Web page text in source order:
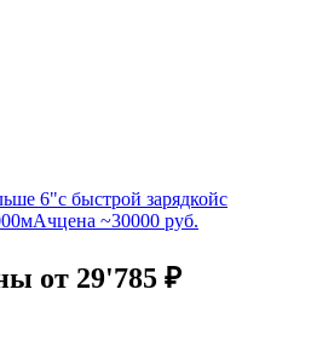
6"с быстрой зарядкойс
цена ~30000 руб.
от 29'785 ₽